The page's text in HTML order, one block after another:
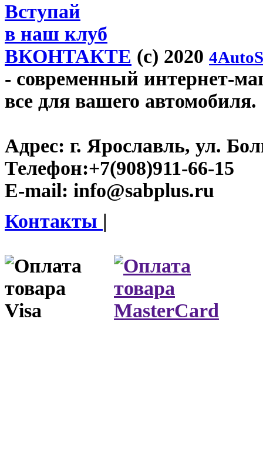
Вступай
в наш клуб
ВКОНТАКТЕ (c) 2020
- современный интернет-
все для вашего автомобиля.
Адрес: г. Ярославль, ул.
Телефон:+7(908)911-66-15
E-mail: info@sabplus.ru
Контакты |